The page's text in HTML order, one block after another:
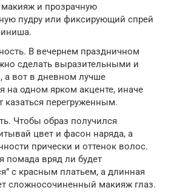
макияж и прозрачную
пудру или фиксирующий спрей
В вечернем праздничном
сделать выразительными и
а вот в дневном лучше
на одном ярком акценте, иначе
казаться перегруженным.
Чтобы образ получился
цвет и фасон наряда, а
прически и оттенок волос.
помада вряд ли будет
с красным платьем, а длинная
сложносочиненный макияж глаз.